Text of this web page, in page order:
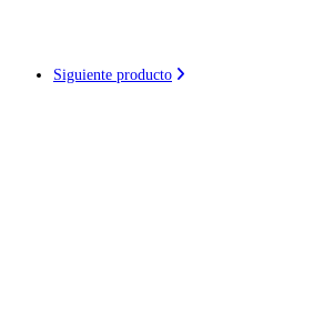
Siguiente producto